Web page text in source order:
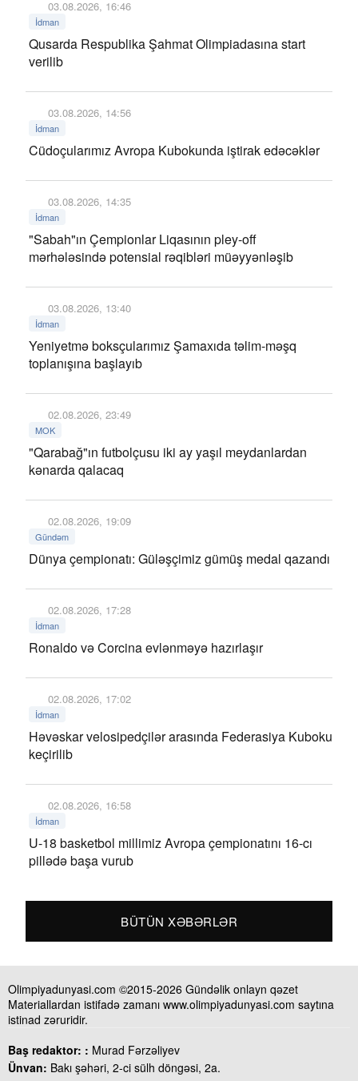
03.08.2026, 16:46
İdman
Qusarda Respublika Şahmat Olimpiadasına start
verilib
03.08.2026, 14:56
İdman
Cüdoçularımız Avropa Kubokunda iştirak edəcəklər
03.08.2026, 14:35
İdman
"Sabah"ın Çempionlar Liqasının pley-off
mərhələsində potensial rəqibləri müəyyənləşib
03.08.2026, 13:40
İdman
Yeniyetmə boksçularımız Şamaxıda təlim-məşq
toplanışına başlayıb
02.08.2026, 23:49
MOK
"Qarabağ"ın futbolçusu iki ay yaşıl meydanlardan
kənarda qalacaq
02.08.2026, 19:09
Gündəm
Dünya çempionatı: Güləşçimiz gümüş medal qazandı
02.08.2026, 17:28
İdman
Ronaldo və Corcina evlənməyə hazırlaşır
02.08.2026, 17:02
İdman
Həvəskar velosipedçilər arasında Federasiya Kuboku
keçirilib
02.08.2026, 16:58
İdman
U-18 basketbol millimiz Avropa çempionatını 16-cı
pillədə başa vurub
BÜTÜN XƏBƏRLƏR
Olimpiyadunyasi.com ©2015-2026 Gündəlik onlayn qəzet
Materiallardan istifadə zamanı www.olimpiyadunyasi.com saytına
istinad zəruridir.
Baş redaktor: : Murad Fərzəliyev
Ünvan: Bakı şəhəri, 2-ci sülh döngəsi, 2a.